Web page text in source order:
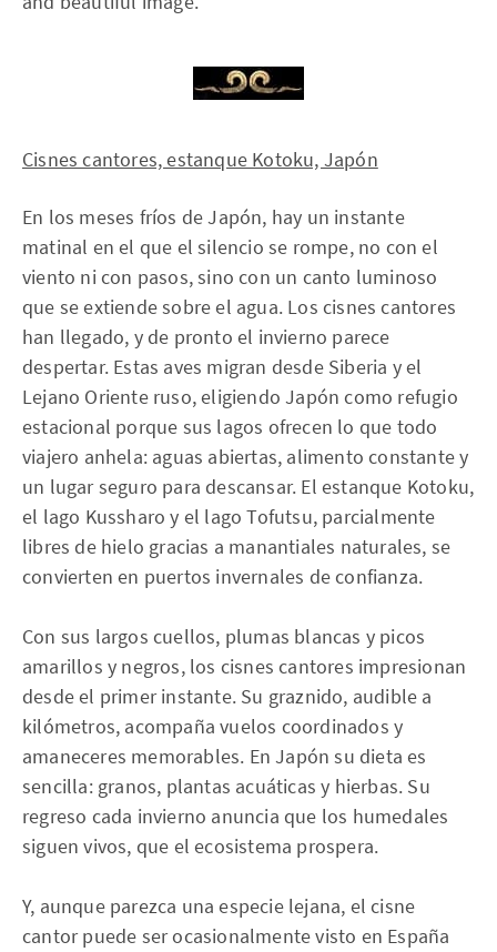
Cisnes cantores, estanque Kotoku, Japón
En los meses fríos de Japón, hay un instante
matinal en el que el silencio se rompe, no con el
viento ni con pasos, sino con un canto luminoso
que se extiende sobre el agua. Los cisnes cantores
han llegado, y de pronto el invierno parece
despertar. Estas aves migran desde Siberia y el
Lejano Oriente ruso, eligiendo Japón como refugio
estacional porque sus lagos ofrecen lo que todo
viajero anhela: aguas abiertas, alimento constante y
un lugar seguro para descansar. El estanque Kotoku,
el lago Kussharo y el lago Tofutsu, parcialmente
libres de hielo gracias a manantiales naturales, se
convierten en puertos invernales de confianza.
Con sus largos cuellos, plumas blancas y picos
amarillos y negros, los cisnes cantores impresionan
desde el primer instante. Su graznido, audible a
kilómetros, acompaña vuelos coordinados y
amaneceres memorables. En Japón su dieta es
sencilla: granos, plantas acuáticas y hierbas. Su
regreso cada invierno anuncia que los humedales
siguen vivos, que el ecosistema prospera.
Y, aunque parezca una especie lejana, el cisne
cantor puede ser ocasionalmente visto en España